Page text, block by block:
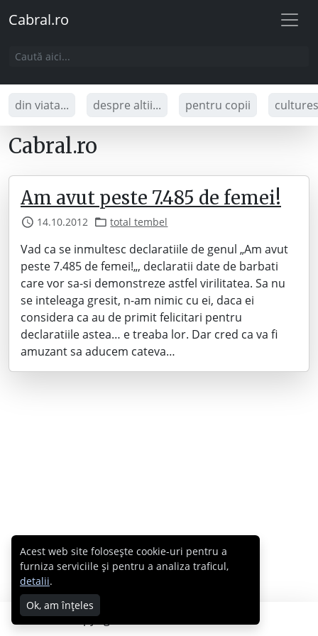
Cabral.ro
din viata... despre altii... pentru copii
Cabral.ro
Am avut peste 7.485 de femei!
14.10.2012 total tembel
Vad ca se inmultesc declaratiile de genul „Am avut
peste 7.485 de femei!„, declaratii date de barbati
care vor sa-si demonstreze astfel virilitatea. Sa nu
se inteleaga gresit, n-am nimic cu ei, daca ei
considera ca au de primit felicitari pentru
declaratiile astea… e treaba lor. Dar cred ca va fi
amuzant sa aducem cateva…
Copyright © 2007 - 2026 Cabral.ro
Acest web site folosește cookie-uri pentru a
furniza serviciile și pentru a analiza traficul,
detalii.
Ok, am înțeles